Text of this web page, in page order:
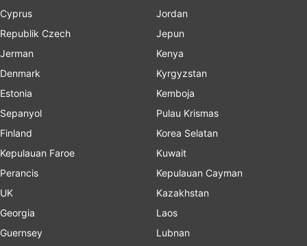
Cyprus
Republik Czech
Jerman
Denmark
Estonia
Sepanyol
Finland
Kepulauan Faroe
Perancis
UK
Georgia
Guernsey
Jordan
Jepun
Kenya
Kyrgyzstan
Kemboja
Pulau Krismas
Korea Selatan
Kuwait
Kepulauan Cayman
Kazakhstan
Laos
Lubnan